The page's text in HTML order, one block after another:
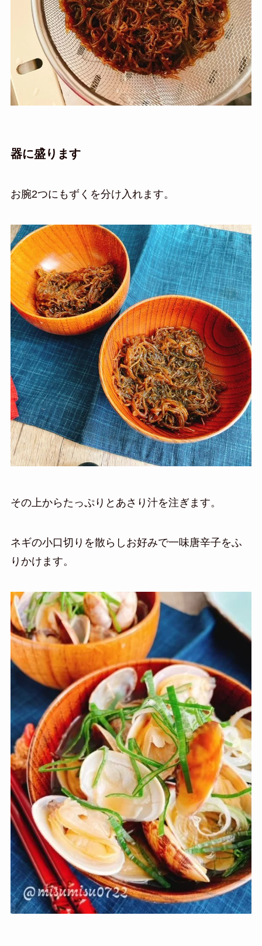
器に盛ります
お腕2つにもずくを分け入れます。
その上からたっぷりとあさり汁を注ぎます。
ネギの小口切りを散らしお好みで一味唐辛子をふ
りかけます。